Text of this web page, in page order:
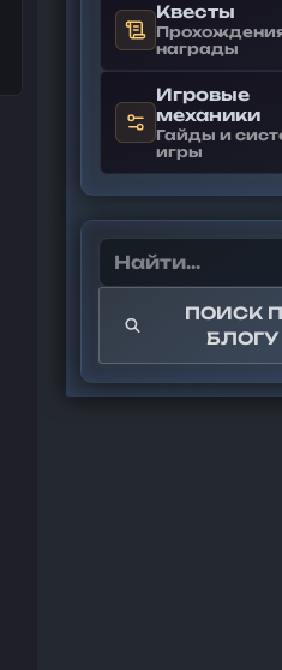
Квесты
награды
Игровые
механики
Гайды и
игры
ПОИСК
БЛОГУ